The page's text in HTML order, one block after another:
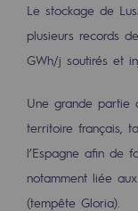
Nouveaux
2050 :
Objectif
Le stockage de
plusieurs records
GWh/j soutirés et
Une grande partie
territoire français,
l’Espagne afin de
notamment liée
(tempête Gloria).